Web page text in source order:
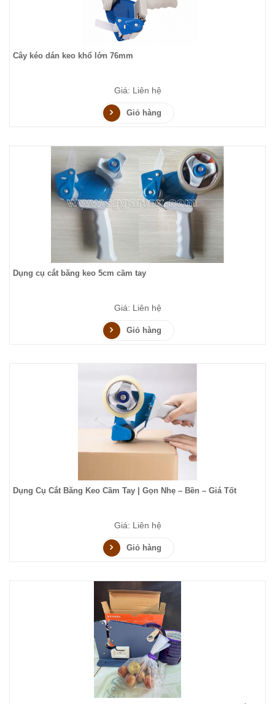
Cây kéo dán keo khổ lớn 76mm
Giá: Liên hệ
Giỏ hàng
Dụng cụ cắt băng keo 5cm cầm tay
Giá: Liên hệ
Giỏ hàng
Dụng Cụ Cắt Băng Keo Cầm Tay | Gọn Nhẹ – Bền – Giá Tốt
Giá: Liên hệ
Giỏ hàng